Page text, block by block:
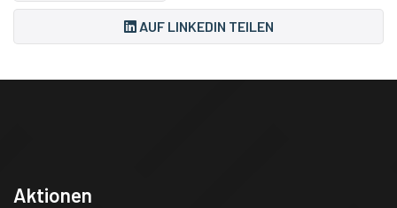
AUF LINKEDIN TEILEN
Aktionen